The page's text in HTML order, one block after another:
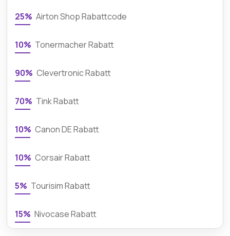
25% Airton Shop Rabattcode
10% Tonermacher Rabatt
90% Clevertronic Rabatt
70% Tink Rabatt
10% Canon DE Rabatt
10% Corsair Rabatt
5% Tourisim Rabatt
15% Nivocase Rabatt